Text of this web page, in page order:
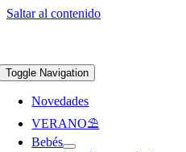
Saltar al contenido
Toggle Navigation
Novedades
VERANO⛱️​
Bebés